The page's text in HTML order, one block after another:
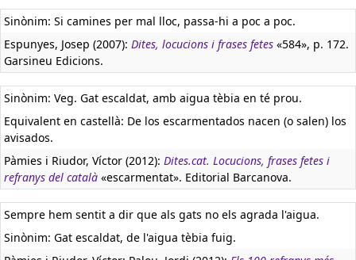
Sinònim: Si camines per mal lloc, passa-hi a poc a poc.
Espunyes, Josep (2007): Dites, locucions i frases fetes «584», p. 172.
Garsineu Edicions.
Sinònim: Veg. Gat escaldat, amb aigua tèbia en té prou.
Equivalent en castellà: De los escarmentados nacen (o salen) los
avisados.
Pàmies i Riudor, Víctor (2012): Dites.cat. Locucions, frases fetes i
refranys del català «escarmentat». Editorial Barcanova.
Sempre hem sentit a dir que als gats no els agrada l'aigua.
Sinònim: Gat escaldat, de l'aigua tèbia fuig.